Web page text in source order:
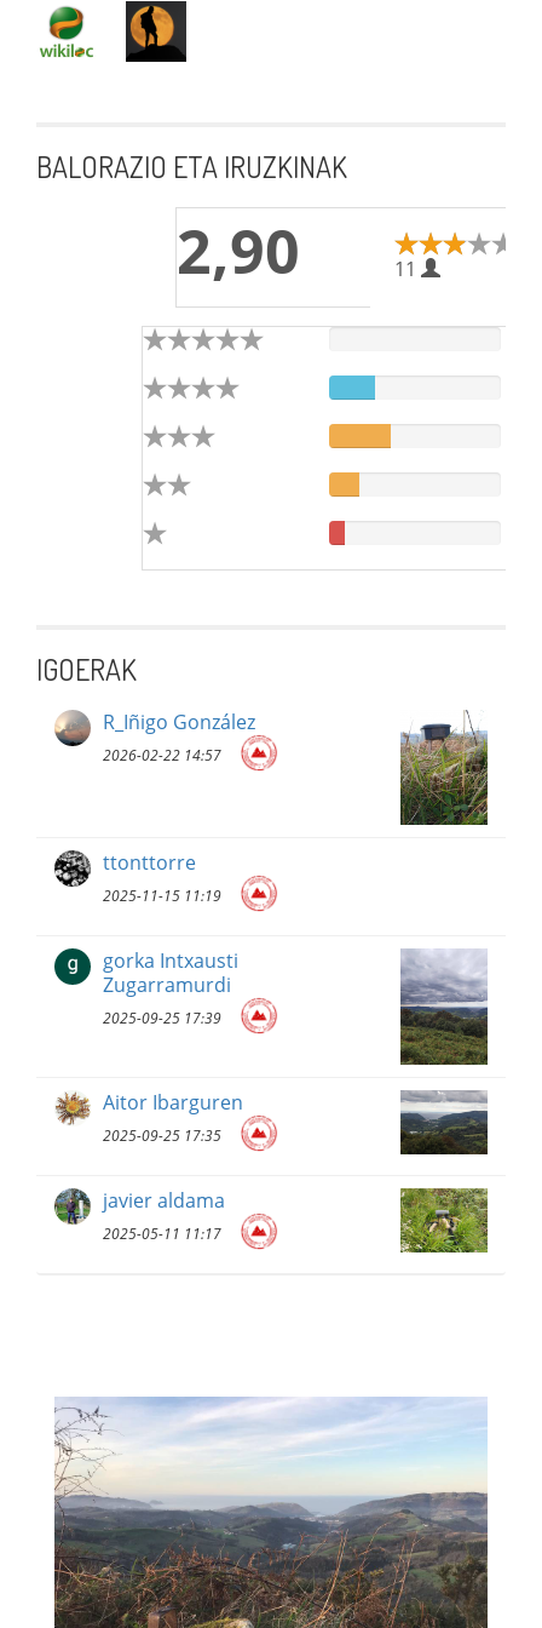
BALORAZIO ETA IRUZKINAK
2,90 11
IGOERAK
R_Iñigo González
2026-02-22 14:57
ttonttorre
2025-11-15 11:19
gorka Intxausti
Zugarramurdi
2025-09-25 17:39
Aitor Ibarguren
2025-09-25 17:35
javier aldama
2025-05-11 11:17